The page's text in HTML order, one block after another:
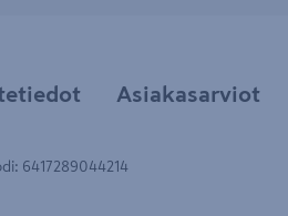
Asiakasarviot
: 6417289044214